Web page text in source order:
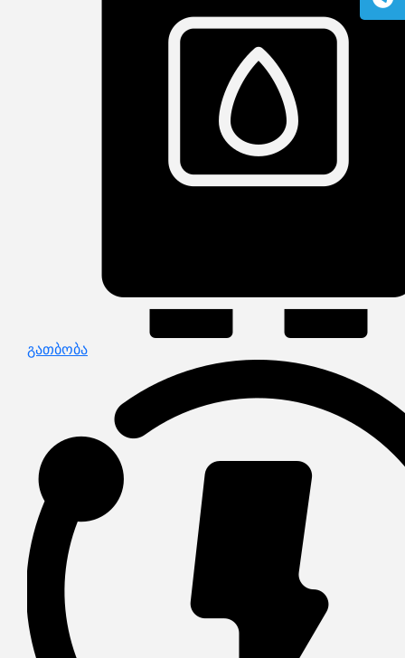
გათბობის სისტემის მაკომპლექტებლები
ავარიული ციმციმები ხმოვანი ზარები
დენისა და ძაბვის მექანიზმები
სადენის არხები და აქსესუარები
ელექტრო სადენის დოლურა
ელექტრო საკომუნიკაციო სადენები
მწერების საკლავი და სათადარიგო ნათურები
სადენის საკონტაქტო ელემენტი ჯგუფი
ტუმბოები და აქსესუარები
ელექტრო კარადები
ძაბვის რეგულატორი და სათადარიგო ნაწილები
ელექტრო სამონტაჟო ხელსაწყოები
საკანალიზაციო მილები და ფიტინგები
გათბობა